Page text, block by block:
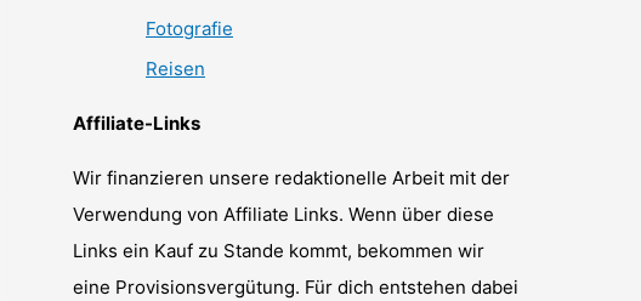
Fotografie
Reisen
Affiliate-Links
Wir finanzieren unsere redaktionelle Arbeit mit der
Verwendung von Affiliate Links. Wenn über diese
Links ein Kauf zu Stande kommt, bekommen wir
eine Provisionsvergütung. Für dich entstehen dabei